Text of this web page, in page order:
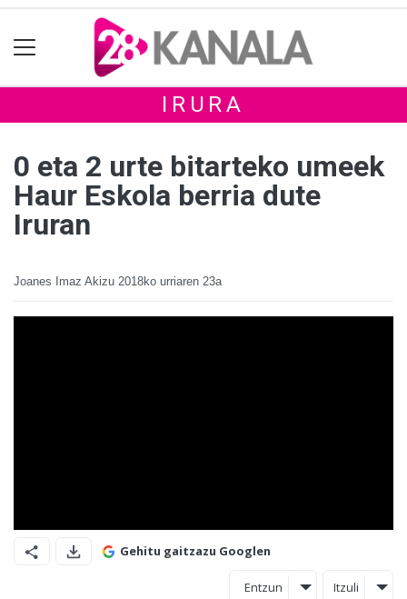
IRURA
0 eta 2 urte bitarteko umeek
Haur Eskola berria dute
Iruran
Joanes Imaz Akizu 2018ko urriaren 23a
Gehitu gaitzazu Googlen
Entzun Itzuli